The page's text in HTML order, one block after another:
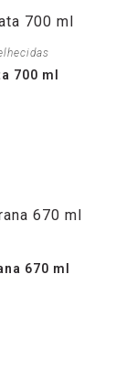
700 ml
670 ml